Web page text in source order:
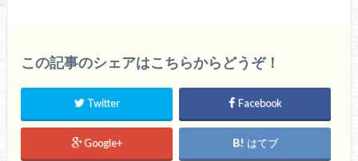
この記事のシェアはこちらからどうぞ！
Twitter Facebook
Google+ はてブ